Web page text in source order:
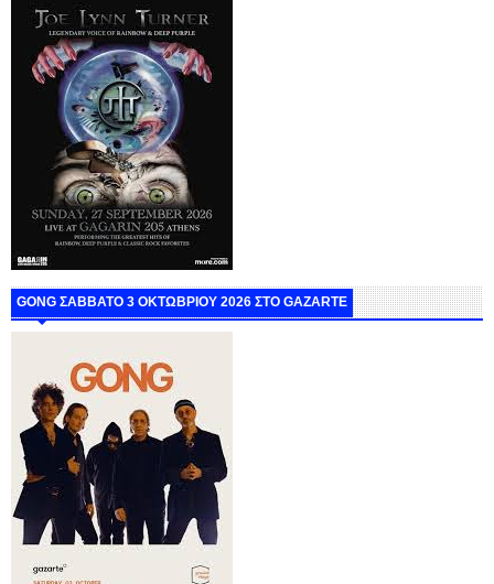
GONG ΣΑΒΒΑΤΟ 3 ΟΚΤΩΒΡΙΟΥ 2026 ΣΤΟ GAZARTE